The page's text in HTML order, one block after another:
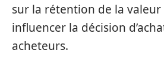
sur la rétention de la
influencer la décision
acheteurs.